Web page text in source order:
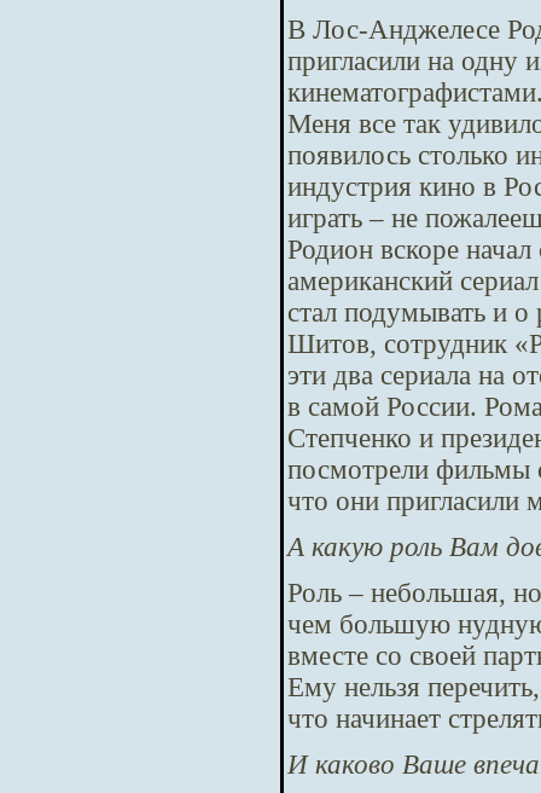
В Лос-Анджелесе
пригласили на одну
Меня все так
появилось столько
индустрия кино в
играть – не
Родион вскоре
американский
стал подумывать и
Шитов, сотрудник
эти два сериала на
в самой России.
Степченко и
посмотрели фильмы
что они пригласили
А какую роль Вам
Роль – небольшая,
чем большую
вместе со своей
Ему нельзя
что начинает
И каково Ваше